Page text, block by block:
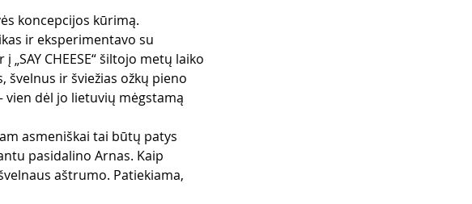
koncepcijos kūrimą.
ir eksperimentavo su
CHEESE“ šiltojo metų laiko
švelnus ir šviežias ožkų pieno
vien dėl jo lietuvių mėgstamą
asmeniškai tai būtų patys
pasidalino Arnas. Kaip
aštrumo. Patiekiama,